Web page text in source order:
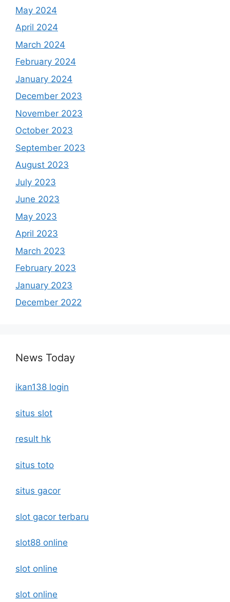
May 2024
April 2024
March 2024
February 2024
January 2024
December 2023
November 2023
October 2023
September 2023
August 2023
July 2023
June 2023
May 2023
April 2023
March 2023
February 2023
January 2023
December 2022
News Today
ikan138 login
situs slot
result hk
situs toto
situs gacor
slot gacor terbaru
slot88 online
slot online
slot online